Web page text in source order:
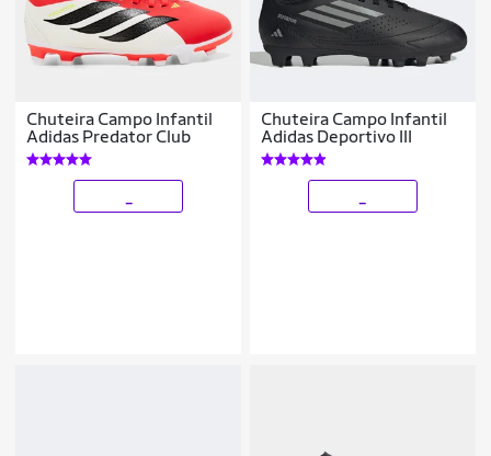
Chuteira Campo Infantil
Adidas Predator Club
Chuteira Campo Infantil
Adidas Deportivo III